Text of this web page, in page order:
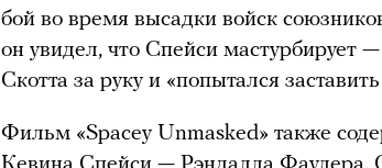
бой во время высадки войск
он увидел, что Спейси мастурбирует
Скотта за руку и «попытался
Фильм «Spacey Unmasked» также